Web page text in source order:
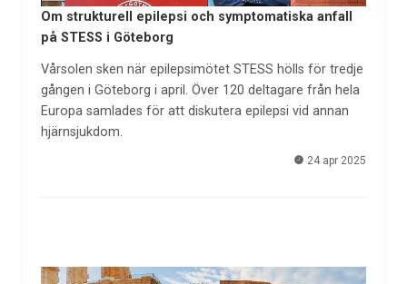
Om strukturell epilepsi och symptomatiska anfall
på STESS i Göteborg
Vårsolen sken när epilepsimötet STESS hölls för tredje
gången i Göteborg i april. Över 120 deltagare från hela
Europa samlades för att diskutera epilepsi vid annan
hjärnsjukdom.
24 apr 2025